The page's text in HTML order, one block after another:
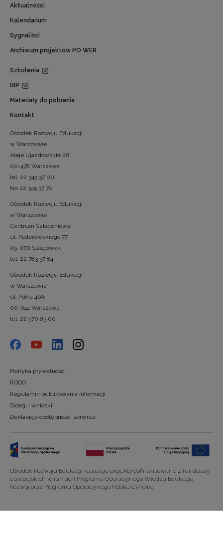
Aktualności
Kalendarium
Sygnaliści
Archiwum projektów PO WER
Szkolenia
BIP
Materiały do pobrania
Kontakt
Ośrodek Rozwoju Edukacji
w Warszawie
Aleje Ujazdowskie 28
00-478 Warszawa
tel. 22 345 37 00
fax 22 345 37 70
Ośrodek Rozwoju Edukacji
w Warszawie
Centrum Szkoleniowe
ul. Paderewskiego 77
05-070 Sulejówek
tel. 22 783 37 84
Ośrodek Rozwoju Edukacji
w Warszawie
ul. Polna 46A
00-644 Warszawa
tel. 22 570 83 00
Polityka prywatności
RODO
Regulamin publikowania informacji
Skargi i wnioski
Deklaracja dostępności serwisu
Ośrodek Rozwoju Edukacji realizuje projekty dofinansowane z funduszy
europejskich w ramach Programu Operacyjnego Wiedza Edukacja
Rozwój oraz Programu Operacyjnego Polska Cyfrowa